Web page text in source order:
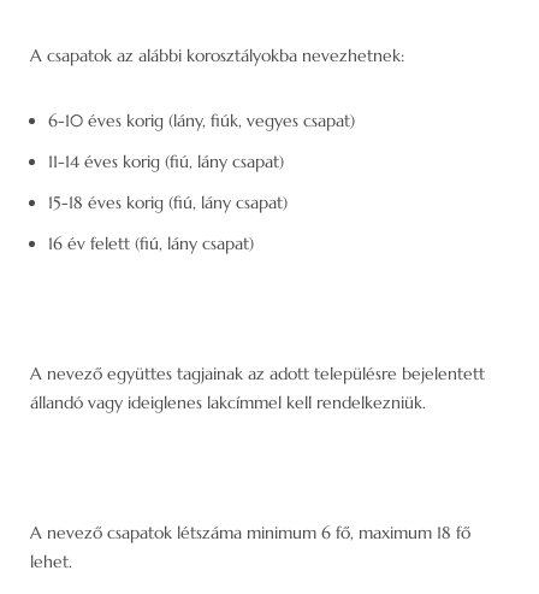
A csapatok az alábbi korosztályokba nevezhetnek:
6-10 éves korig (lány, fiúk, vegyes csapat)
11-14 éves korig (fiú, lány csapat)
15-18 éves korig (fiú, lány csapat)
16 év felett (fiú, lány csapat)
A nevező együttes tagjainak az adott településre bejelentett
állandó vagy ideiglenes lakcímmel kell rendelkezniük.
A nevező csapatok létszáma minimum 6 fő, maximum 18 fő
lehet.